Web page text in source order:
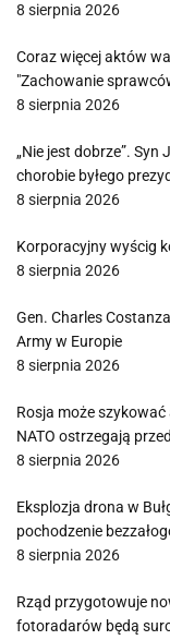
8 sierpnia 2026
Coraz więcej aktów
"Zachowanie
8 sierpnia 2026
„Nie jest dobrze”. Syn
chorobie byłego
8 sierpnia 2026
Korporacyjny wyścig
8 sierpnia 2026
Gen. Charles
Army w Europie
8 sierpnia 2026
Rosja może
NATO ostrzegają
8 sierpnia 2026
Eksplozja drona w
pochodzenie
8 sierpnia 2026
Rząd przygotowuje
fotoradarów będą